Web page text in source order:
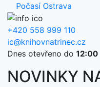
Počasí Ostrava
+420 558 999 110
ic@knihovnatrinec.cz
Dnes otevřeno do 12:00
NOVINKY